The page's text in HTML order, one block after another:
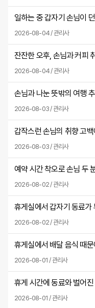
일하는 중 갑자기 손님이
2026-08-04 / 관리사
잔잔한 오후, 손님과 커피
2026-08-04 / 관리사
손님과 나눈 뜻밖의 여행
2026-08-03 / 관리사
갑작스런 손님의 취향 고
2026-08-03 / 관리사
예약 시간 착오로 손님 두
2026-08-02 / 관리사
휴게실에서 갑자기 동료가
2026-08-02 / 관리사
휴게실에서 배달 음식 때
2026-08-01 / 관리사
휴게 시간에 동료와 벌어
2026-08-01 / 관리사